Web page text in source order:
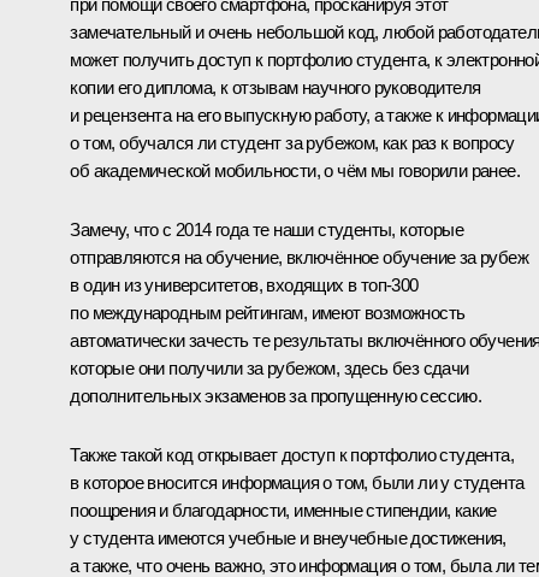
замечательный и очень небольшой код, любой
может получить доступ к портфолио студента, к
копии его диплома, к отзывам научного руководителя
и рецензента на его выпускную работу, а также к
о том, обучался ли студент за рубежом, как раз к вопросу
об академической мобильности, о чём мы говорили ранее.
Замечу, что с 2014 года те наши студенты, которые
отправляются на обучение, включённое обучение за рубеж
в один из университетов, входящих в топ-300
по международным рейтингам, имеют возможность
автоматически зачесть те результаты включённого
которые они получили за рубежом, здесь без сдачи
дополнительных экзаменов за пропущенную сессию.
Также такой код открывает доступ к портфолио студента,
в которое вносится информация о том, были ли у студента
поощрения и благодарности, именные стипендии, какие
у студента имеются учебные и внеучебные достижения,
а также, что очень важно, это информация о том, была ли